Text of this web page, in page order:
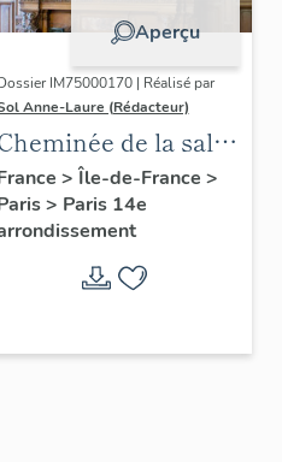
Aperçu
IM75000170 | Réalisé par
Anne-Laure (Rédacteur)
de la salle
mariages
> Île-de-France >
> Paris 14e